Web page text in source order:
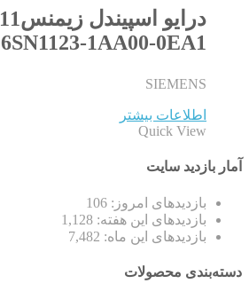
درایو اسپیندل زیمنس611 160A
6SN1123-1AA00-0EA1
SIEMENS
اطلاعات بیشتر
Quick View
آمار بازدید سایت
بازدیدهای امروز: 106
بازدیدهای این هفته: 1,128
بازدیدهای این ماه: 7,482
دسته‌بندی محصولات